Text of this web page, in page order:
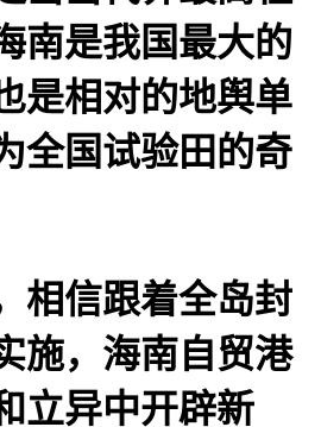
南是我国最大的
是相对的地舆单
全国试验田的奇
信跟着全岛封
施，海南自贸港
立异中开辟新